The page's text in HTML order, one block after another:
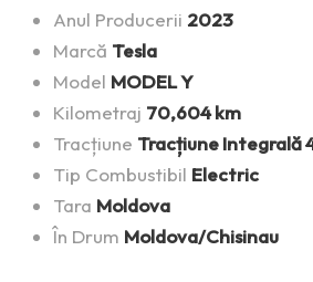
Anul Producerii 2023
Marcă Tesla
Model MODEL Y
Kilometraj 70,604 km
Tracțiune Tracțiune Integrală
Tip Combustibil Electric
Tara Moldova
În Drum Moldova/Chisinau